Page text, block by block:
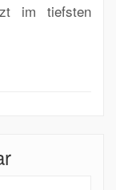
im tiefsten